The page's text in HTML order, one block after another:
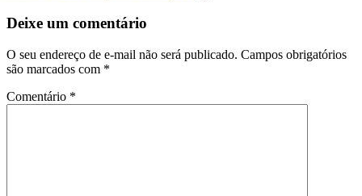
Deixe um comentário
O seu endereço de e-mail não será publicado. Campos obrigatórios
são marcados com *
Comentário *